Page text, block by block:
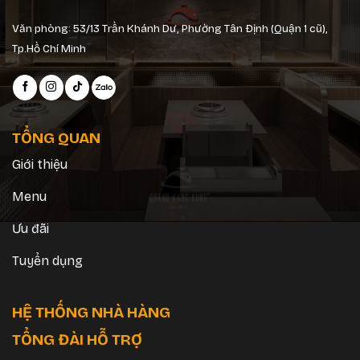
Văn phòng: 53/13 Trần Khánh Dư, Phường Tân Định (Quận 1 cũ),
Tp.Hồ Chí Minh
TỔNG QUAN
Giới thiệu
Menu
Ưu đãi
Tuyển dụng
HỆ THỐNG NHÀ HÀNG
TỔNG ĐÀI HỖ TRỢ